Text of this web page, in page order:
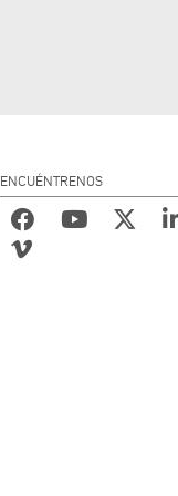
ENCUÉNTRENOS